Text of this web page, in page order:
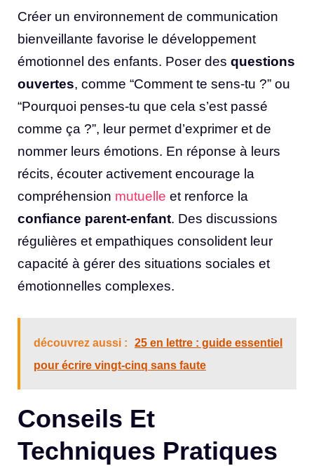
Créer un environnement de communication
bienveillante favorise le développement
émotionnel des enfants. Poser des questions
ouvertes, comme “Comment te sens-tu ?” ou
“Pourquoi penses-tu que cela s’est passé
comme ça ?”, leur permet d’exprimer et de
nommer leurs émotions. En réponse à leurs
récits, écouter activement encourage la
compréhension mutuelle et renforce la
confiance parent-enfant. Des discussions
régulières et empathiques consolident leur
capacité à gérer des situations sociales et
émotionnelles complexes.
découvrez aussi :
25 en lettre : guide essentiel
pour écrire vingt-cinq sans faute
Conseils Et
Techniques Pratiques